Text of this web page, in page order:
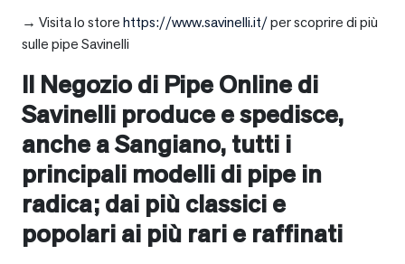
→ Visita lo storehttps://www.savinelli.it/per scoprire di più
sulle pipe Savinelli
Il Negozio di Pipe Online di
Savinelli produce e spedisce,
anche aSangiano, tutti i
principali modelli di pipe in
radica; dai più classici e
popolari ai più rari e raffinati